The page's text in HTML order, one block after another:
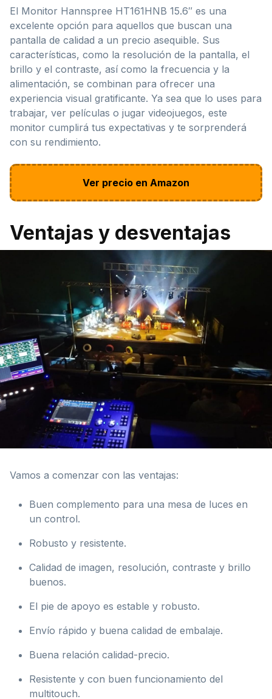
El Monitor Hannspree HT161HNB 15.6″ es una
excelente opción para aquellos que buscan una
pantalla de calidad a un precio asequible. Sus
características, como la resolución de la pantalla, el
brillo y el contraste, así como la frecuencia y la
alimentación, se combinan para ofrecer una
experiencia visual gratificante. Ya sea que lo uses para
trabajar, ver películas o jugar videojuegos, este
monitor cumplirá tus expectativas y te sorprenderá
con su rendimiento.
Ver precio en Amazon
Ventajas y desventajas
Vamos a comenzar con las ventajas:
Buen complemento para una mesa de luces en
un control.
Robusto y resistente.
Calidad de imagen, resolución, contraste y brillo
buenos.
El pie de apoyo es estable y robusto.
Envío rápido y buena calidad de embalaje.
Buena relación calidad-precio.
Resistente y con buen funcionamiento del
multitouch.